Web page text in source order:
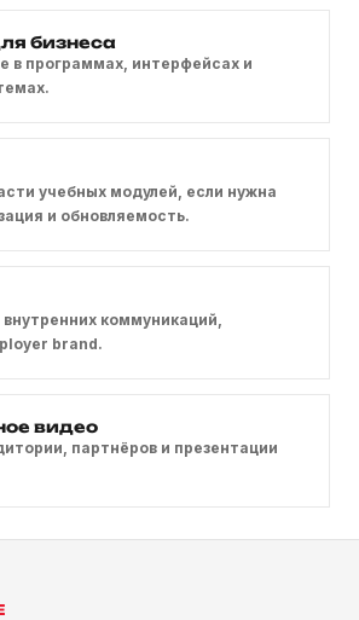
бизнеса
в программах, интерфейсах и
учебных модулей, если нужна
и обновляемость.
коммуникаций,
brand.
видео
партнёров и презентации